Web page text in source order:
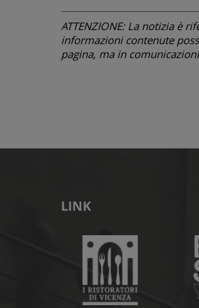
ATTENZIONE: La notizia è
informazioni contenute
pagina, ma in
LINK